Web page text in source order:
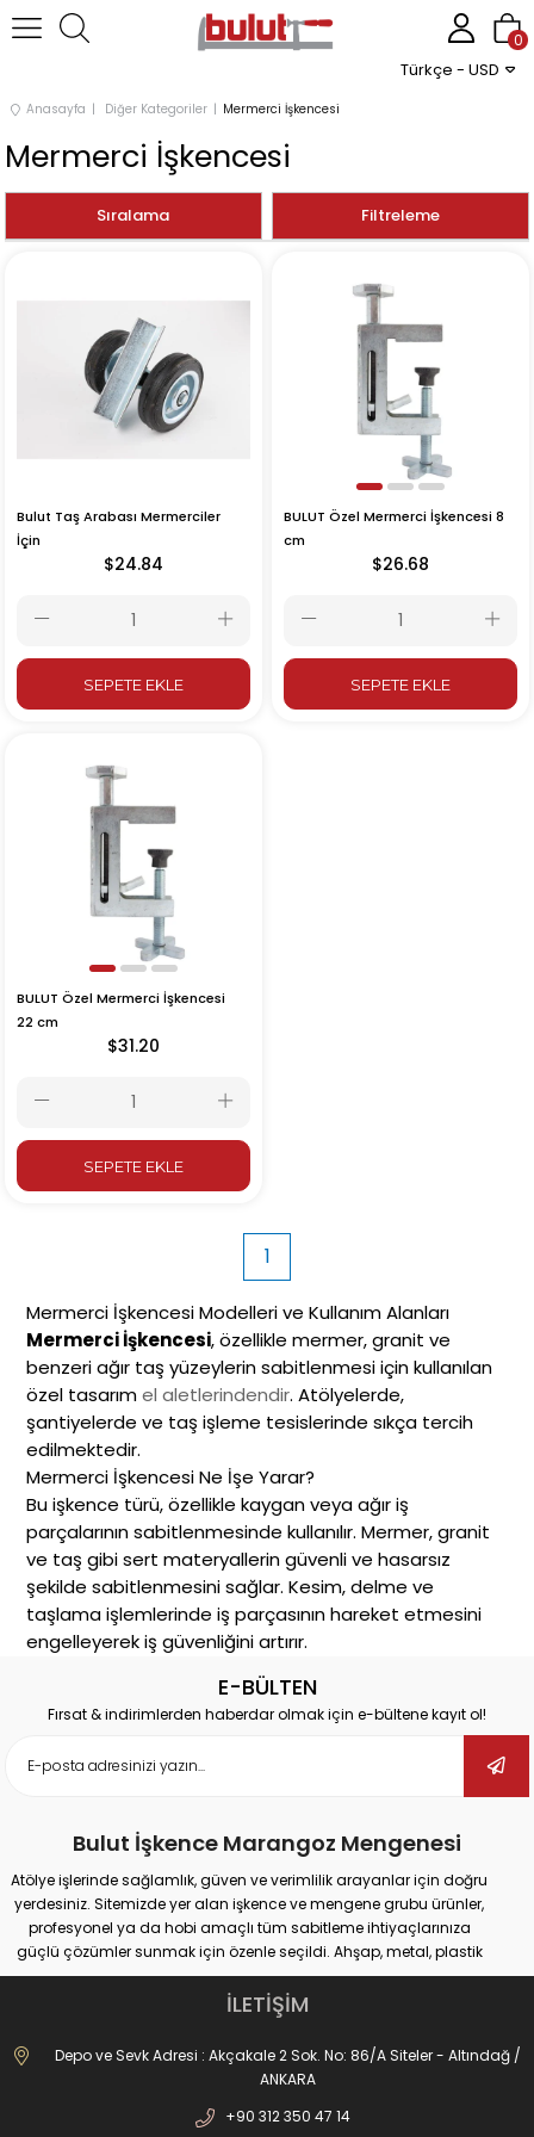
Türkçe - USD
0
Anasayfa Diğer Kategoriler Mermerci İşkencesi
Mermerci İşkencesi
Filtreleme
Sıralama
Bulut Taş Arabası Mermerciler
İçin
$24.84
SEPETE EKLE
BULUT Özel Mermerci İşkencesi 8
cm
$26.68
SEPETE EKLE
BULUT Özel Mermerci İşkencesi
22 cm
$31.20
SEPETE EKLE
1
Mermerci İşkencesi Modelleri ve Kullanım Alanları
Mermerci İşkencesi, özellikle mermer, granit ve
benzeri ağır taş yüzeylerin sabitlenmesi için kullanılan
özel tasarımel aletlerindendir. Atölyelerde,
şantiyelerde ve taş işleme tesislerinde sıkça tercih
edilmektedir.
Mermerci İşkencesi Ne İşe Yarar?
Bu işkence türü, özellikle kaygan veya ağır iş
parçalarının sabitlenmesinde kullanılır. Mermer, granit
ve taş gibi sert materyallerin güvenli ve hasarsız
şekilde sabitlenmesini sağlar. Kesim, delme ve
taşlama işlemlerinde iş parçasının hareket etmesini
engelleyerek iş güvenliğini artırır.
Mermerci işkencesi kategorisinde yer alabilecek ürün
grupları:
Ayarlanabilir mermerci işkenceleri
Nasıl Seçim Yapılır?
Mermerci işkencesiseçerken dikkat edilmesi
gereken başlıca unsurlar; sabitlenecek taşın ebatı,
işkencenin çene açıklığı ve taşıyabileceği maksimum
yük kapasitesidir. Ayrıca malzeme kalitesi ve
ergonomik tasarımı da uzun vadeli kullanımlar için
Bulut İşkence Kalitesiyle Güvenli Alışveriş
güvencesiyle satışa sunulan
modelleri, kalite kontrol süreçlerinden
E-BÜLTEN
Fırsat & indirimlerden haberdar olmak için e-bültene kayıt ol!
Bulut İşkence Marangoz Mengenesi
Atölye işlerinde sağlamlık, güven ve verimlilik arayanlar için doğru
yerdesiniz. Sitemizde yer alan işkence ve mengene grubu ürünler,
profesyonel ya da hobi amaçlı tüm sabitleme ihtiyaçlarınıza
güçlü çözümler sunmak için özenle seçildi. Ahşap, metal, plastik
gibi farklı yüzeylerde güvenli tutuş sağlayan ürünlerimiz;
marangozluk, kaynak, delme, montaj ve tamir gibi pek çok alanda
maksimum performans vadediyor.
İster büyük ölçekli sanayi tipi işler yapıyor olun, ister evde basit
onarımlar; doğru işkence ve mengeneyle hem iş güvenliğinizi
işkencelerden matkap mengenelerine, ray işkencelerinden kazancı
İLETİŞİM
Depo ve Sevk Adresi : Akçakale 2 Sok. No: 86/A Siteler - Altındağ /
ANKARA
+90 312 350 47 14